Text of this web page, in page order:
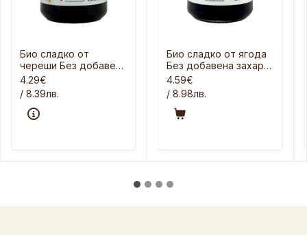
Био сладко от
череши Без добавена
захар 290 гр
4.29€
/ 8.39лв.
Био сладко от ягода
Без добавена захар
290 гр
4.59€
/ 8.98лв.